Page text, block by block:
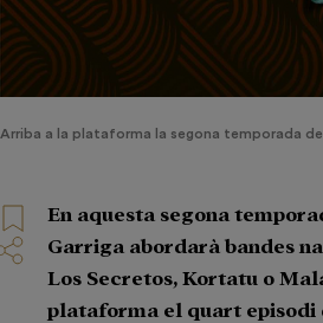
Arriba a la plataforma la segona temporada de
En aquesta segona
Garriga abordarà bandes
Los Secretos, Kortatu o
plataforma el quart episodi